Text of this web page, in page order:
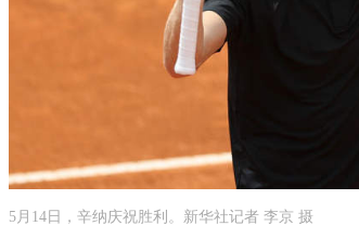
5月14日，辛纳庆祝胜利。新华社记者 李京 摄